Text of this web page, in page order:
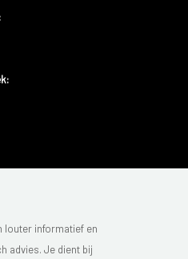
louter informatief en
advies. Je dient bij